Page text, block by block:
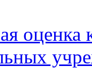
оценка